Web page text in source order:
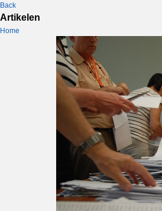
Back
Artikelen
Home